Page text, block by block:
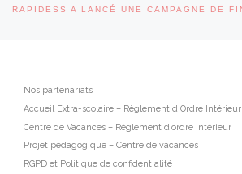
Nos partenariats
Accueil Extra-scolaire – Règlement d’Ordre Intérieur
Centre de Vacances – Règlement d’ordre intérieur
Projet pédagogique – Centre de vacances
RGPD et Politique de confidentialité